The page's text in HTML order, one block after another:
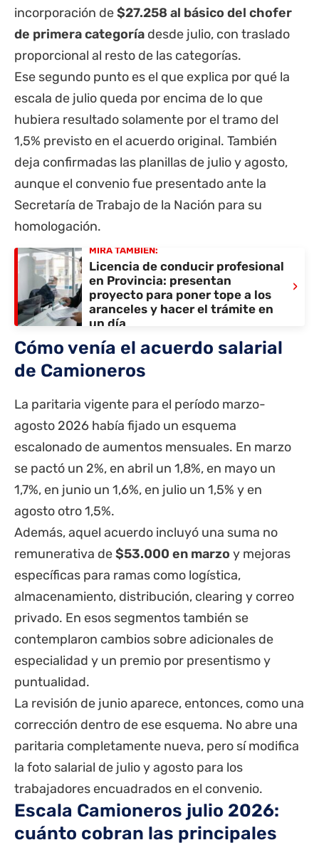
incorporación de$27.258 al básico del chofer
de primera categoría desde julio, con traslado
proporcional al resto de las categorías.
Ese segundo punto es el que explica por qué la
escala de julio queda por encima de lo que
hubiera resultado solamente por el tramo del
1,5% previsto en el acuerdo original. También
deja confirmadas las planillas de julio y agosto,
aunque el convenio fue presentado ante la
Secretaría de Trabajo de la Nación para su
homologación.
MIRÁ TAMBIÉN:
Licencia de conducir profesional
en Provincia: presentan
proyecto para poner tope a los
aranceles y hacer el trámite en
un día
›
Cómo venía el acuerdo salarial
de Camioneros
La paritaria vigente para el período marzo-
agosto 2026 había fijado un esquema
escalonado de aumentos mensuales. En marzo
se pactó un 2%, en abril un 1,8%, en mayo un
1,7%, en junio un 1,6%, en julio un 1,5% y en
agosto otro 1,5%.
Además, aquel acuerdo incluyó una suma no
remunerativa de$53.000 en marzo y mejoras
específicas para ramas como logística,
almacenamiento, distribución, clearing y correo
privado. En esos segmentos también se
contemplaron cambios sobre adicionales de
especialidad y un premio por presentismo y
puntualidad.
La revisión de junio aparece, entonces, como una
corrección dentro de ese esquema. No abre una
paritaria completamente nueva, pero sí modifica
la foto salarial de julio y agosto para los
trabajadores encuadrados en el convenio.
Escala Camioneros julio 2026:
cuánto cobran las principales